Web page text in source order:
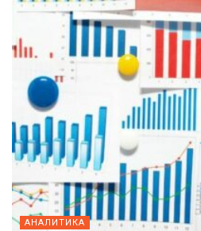
АНАЛИТИКА